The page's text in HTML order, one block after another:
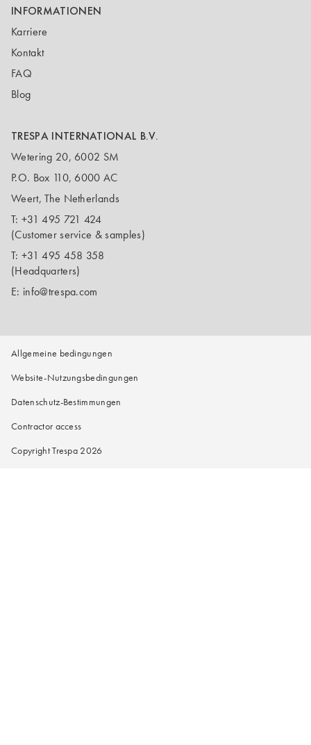
INFORMATIONEN
Karriere
Kontakt
FAQ
Blog
TRESPA INTERNATIONAL B.V.
Wetering 20, 6002 SM
P.O. Box 110, 6000 AC
Weert, The Netherlands
T: +31 495 721 424
(Customer service & samples)
T: +31 495 458 358
(Headquarters)
E: info@trespa.com
Allgemeine bedingungen
Website-Nutzungsbedingungen
Datenschutz-Bestimmungen
Contractor access
Copyright Trespa 2026